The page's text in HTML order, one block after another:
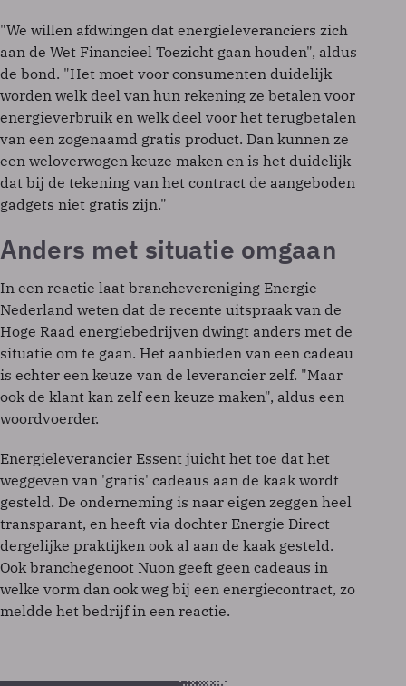
"We willen afdwingen dat energieleveranciers zich
aan de Wet Financieel Toezicht gaan houden", aldus
de bond. "Het moet voor consumenten duidelijk
worden welk deel van hun rekening ze betalen voor
energieverbruik en welk deel voor het terugbetalen
van een zogenaamd gratis product. Dan kunnen ze
een weloverwogen keuze maken en is het duidelijk
dat bij de tekening van het contract de aangeboden
gadgets niet gratis zijn."
Anders met situatie omgaan
In een reactie laat branchevereniging Energie
Nederland weten dat de recente uitspraak van de
Hoge Raad energiebedrijven dwingt anders met de
situatie om te gaan. Het aanbieden van een cadeau
is echter een keuze van de leverancier zelf. "Maar
ook de klant kan zelf een keuze maken", aldus een
woordvoerder.
Energieleverancier Essent juicht het toe dat het
weggeven van 'gratis' cadeaus aan de kaak wordt
gesteld. De onderneming is naar eigen zeggen heel
transparant, en heeft via dochter Energie Direct
dergelijke praktijken ook al aan de kaak gesteld.
Ook branchegenoot Nuon geeft geen cadeaus in
welke vorm dan ook weg bij een energiecontract, zo
meldde het bedrijf in een reactie.